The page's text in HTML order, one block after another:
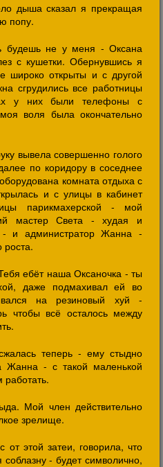
дыша сказал я прекращая
попу.
будешь не у меня - Оксана
с кушетки. Обернувшись я
широко открыты и с другой
сгрудились все работницы
у них были телефоны с
воля была окончательно
вывела совершенно голого
по коридору в соседнее
комната отдыха с
и с улицы в кабинет
парикмахерской - мой
мастер Света - худая и
и администратор Жанна -
роста.
ебёт наша Оксаночка - ты
даже подмахивал ей во
на резиновый хуй -
чтобы всё осталось между
теперь - ему стыдно
Жанна - с такой маленькой
работать.
Мой член действительно
зрелище.
от этой затеи, говорила, что
- будет символично,